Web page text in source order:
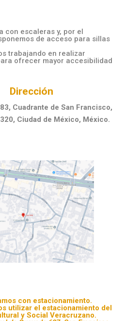
con escaleras y, por el
de acceso para sillas
trabajando en realizar
ofrecer mayor accesibilidad
Dirección
Cuadrante de San Francisco,
Ciudad de México, México.
con estacionamiento.
utilizar el estacionamiento del
y Social Veracruzano.